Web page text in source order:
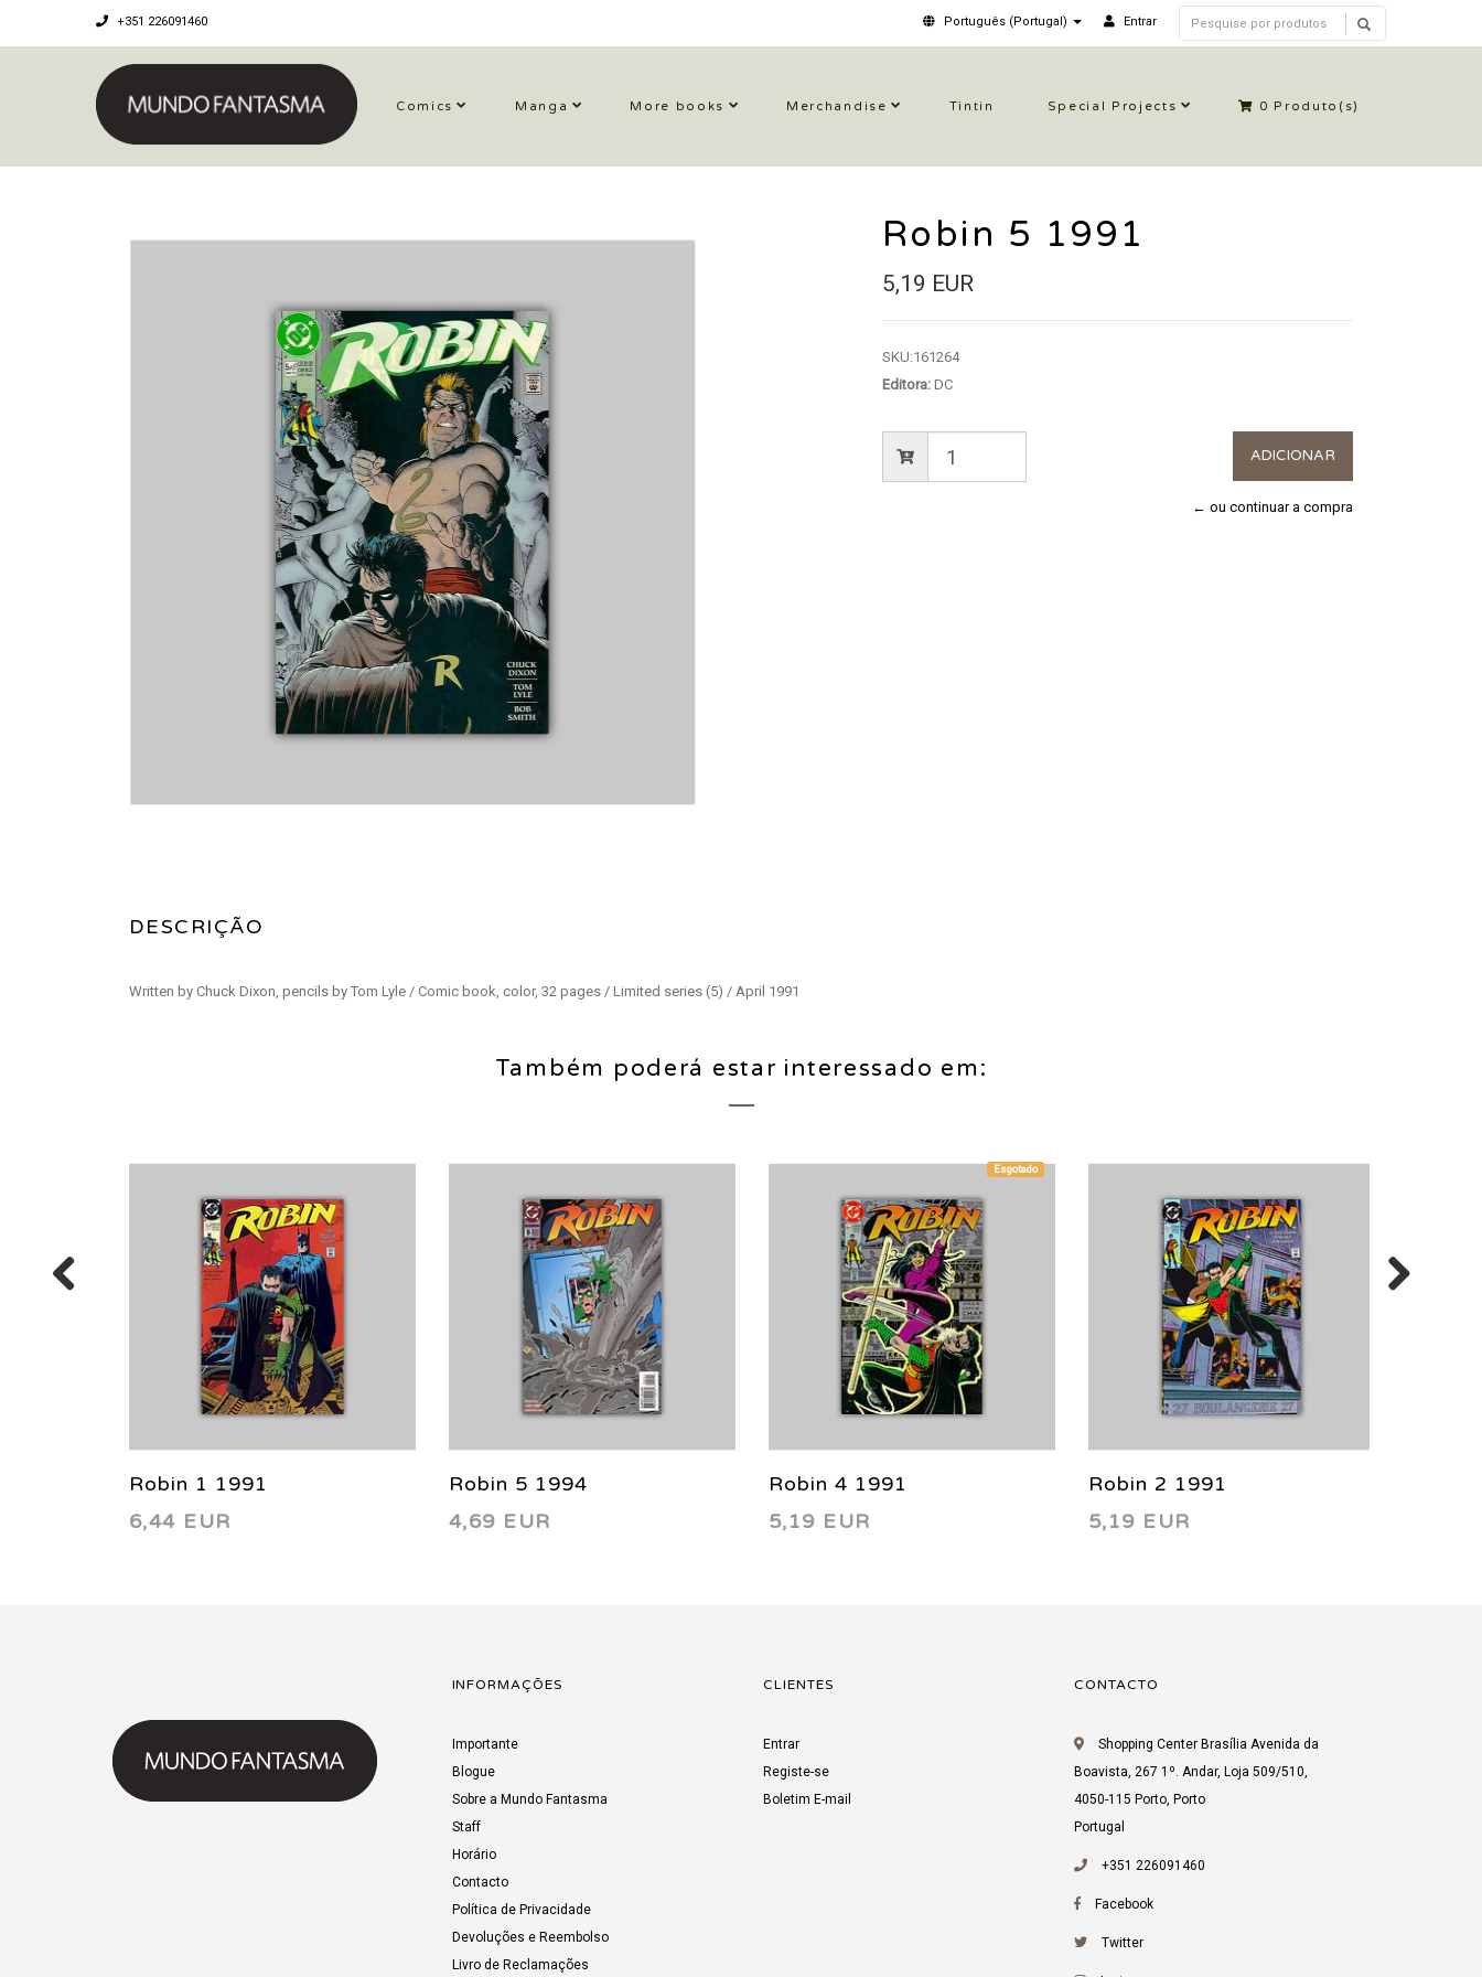
+351 226091460 Português (Portugal) Entrar
Comics Manga More books Merchandise Tintin Special Projects 0 Produto(s)
DESCRIÇÃO
Written by Chuck Dixon, pencils by Tom Lyle / Comic book, color, 32 pages / Limited series (5) / April 1991
Robin 5 1991
5,19 EUR
SKU:161264
Editora:DC
← ou continuar a compra
Também poderá estar interessado em:
Robin 1 1991
6,44 EUR
Robin 5 1994
4,69 EUR
Esgotado
Robin 4 1991
5,19 EUR
Robin 2 1991
5,19 EUR
INFORMAÇÕES
Importante
Blogue
Sobre a Mundo Fantasma
Staff
Horário
Contacto
Política de Privacidade
Devoluções e Reembolso
Livro de Reclamações
CLIENTES
Entrar
Registe-se
Boletim E-mail
CONTACTO
Shopping Center Brasília Avenida da
Boavista, 267 1º. Andar, Loja 509/510,
4050-115 Porto, Porto
Portugal
+351 226091460
Facebook
Twitter